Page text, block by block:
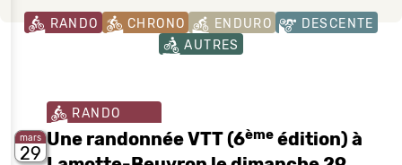
RANDO CHRONO ENDURO
DESCENTE
AUTRES
mars
29
RANDO
Une randonnée VTT (6ème édition) à